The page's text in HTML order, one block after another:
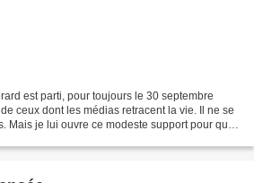
est parti, pour toujours le 30 septembre
ceux dont les médias retracent la vie. Il ne se
Mais je lui ouvre ce modeste support pour qu'il